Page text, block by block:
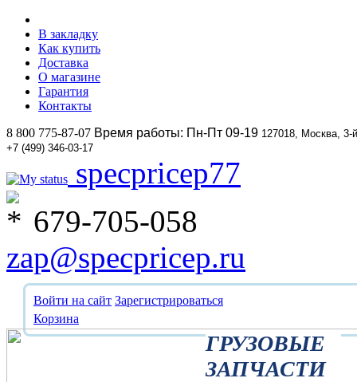
В закладку
Как купить
Доставка
О магазине
Гарантия
Контакты
8 800 775-87-07 Время работы: Пн-Пт 09-19 127018, Москва,
+7 (499) 346-03-17
specpricep77
679-705-058
zap@specpricep.ru
Войти на сайт Зарегистрироваться
Корзина
ГРУЗОВЫЕ
ЗАПЧАСТИ